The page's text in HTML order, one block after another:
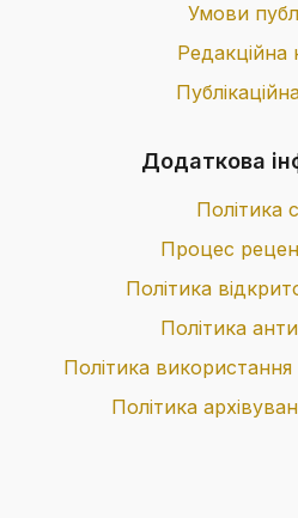
Умови
Редакційна
Додаткова
Політика
Процес
Політика
Політика
Політика
Політика